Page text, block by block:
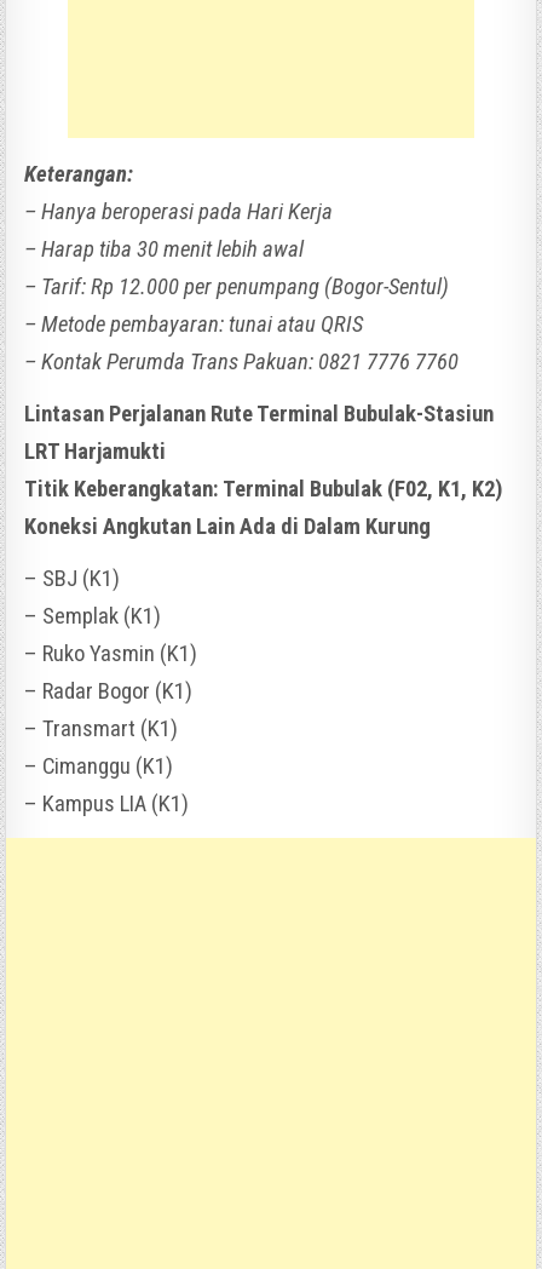
Keterangan:
– Hanya beroperasi pada Hari Kerja
– Harap tiba 30 menit lebih awal
– Tarif: Rp 12.000 per penumpang (Bogor-Sentul)
– Metode pembayaran: tunai atau QRIS
– Kontak Perumda Trans Pakuan: 0821 7776 7760
Lintasan Perjalanan Rute Terminal Bubulak-Stasiun
LRT Harjamukti
Titik Keberangkatan: Terminal Bubulak (F02, K1, K2)
Koneksi Angkutan Lain Ada di Dalam Kurung
– SBJ (K1)
– Semplak (K1)
– Ruko Yasmin (K1)
– Radar Bogor (K1)
– Transmart (K1)
– Cimanggu (K1)
– Kampus LIA (K1)